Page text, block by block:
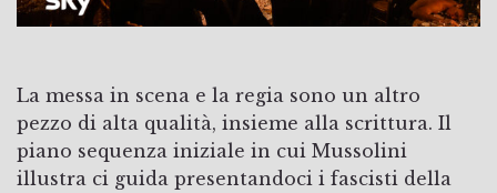
La messa in scena e la regia sono un altro
pezzo di alta qualità, insieme alla scrittura. Il
piano sequenza iniziale in cui Mussolini
illustra ci guida presentandoci i fascisti della